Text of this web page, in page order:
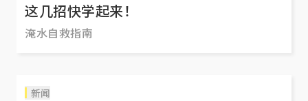
这几招快学起来！
淹水自救指南
新闻